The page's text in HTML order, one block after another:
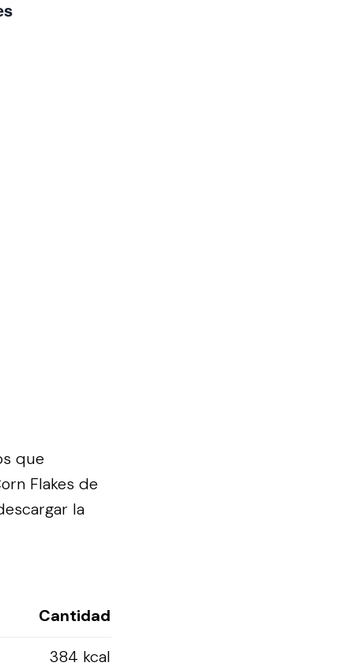
que
Flakes de
la
Cantidad
384 kcal